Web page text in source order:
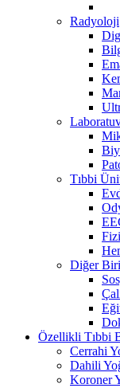
Radyoloji
Tıbbi
Diğer
Özellikli Tıbbi
Cerrahi
Dahili
Koroner